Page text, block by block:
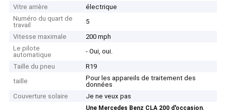
Vitre arrière
électrique
Numéro du quart de
travail
5
Vitesse maximale
200 mph
Le pilote
automatique
- Oui, oui.
Taille du pneu
R19
taille
Pour les appareils de traitement des
données
Couverture solaire
Je ne veux pas
Une Mercedes Benz CLA 200 d'occasion,